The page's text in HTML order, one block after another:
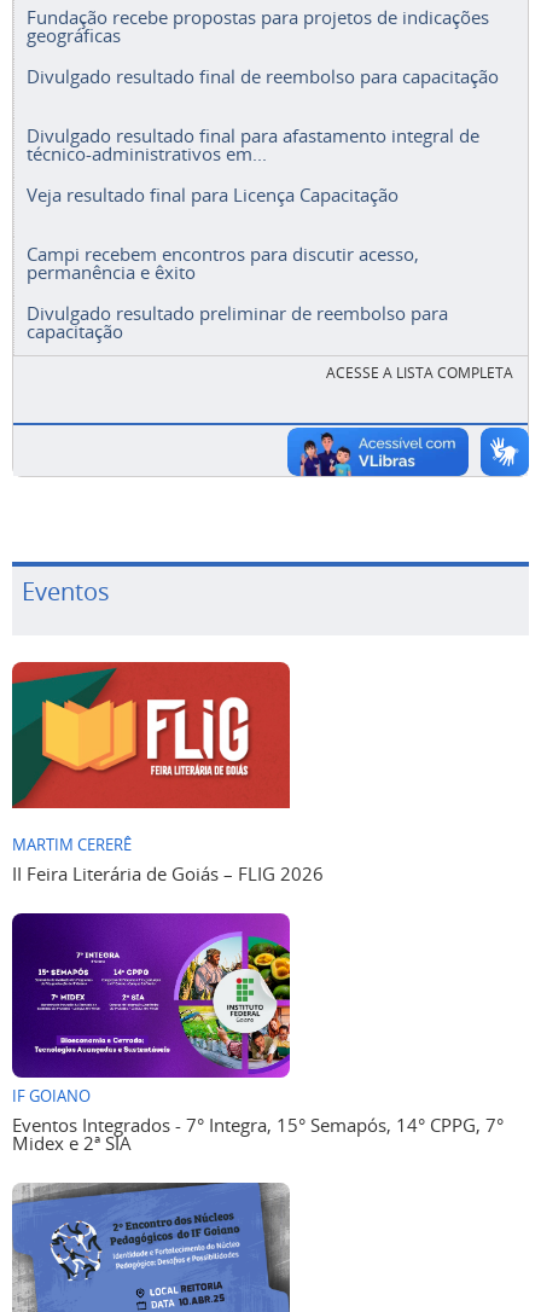
Fundação recebe propostas para projetos de indicações
geográficas
Divulgado resultado final de reembolso para capacitação
Divulgado resultado final para afastamento integral de
técnico-administrativos em...
Veja resultado final para Licença Capacitação
Campi recebem encontros para discutir acesso,
permanência e êxito
Divulgado resultado preliminar de reembolso para
capacitação
ACESSE A LISTA COMPLETA
Eventos
MARTIM CERERÊ
II Feira Literária de Goiás – FLIG 2026
IF GOIANO
Eventos Integrados - 7° Integra, 15° Semapós, 14° CPPG, 7°
Midex e 2ª SIA